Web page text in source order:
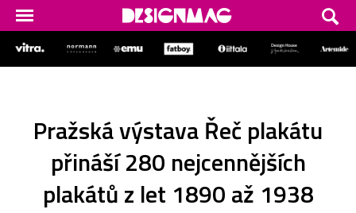
Pražská výstava Řeč plakátu
přináší 280 nejcennějších
plakátů z let 1890 až 1938